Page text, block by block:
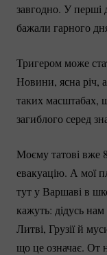
завгодно. У перші
бажали гарного
Тригером може
Новини, ясна річ,
таких масштабах,
загиблого серед
Моєму татові вже
евакуацію. А мої
тут у Варшаві в
кажуть: дідусь
Литві, Грузії й
що це означає. От